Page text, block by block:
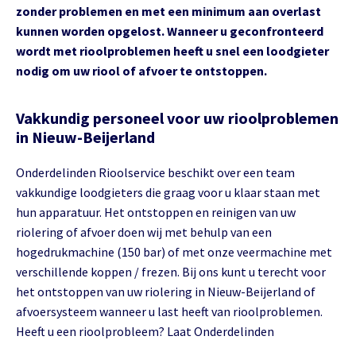
zonder problemen en met een minimum aan overlast
kunnen worden opgelost. Wanneer u geconfronteerd
wordt met rioolproblemen heeft u snel een loodgieter
nodig om uw riool of afvoer te ontstoppen.
Vakkundig personeel voor uw rioolproblemen
in Nieuw-Beijerland
Onderdelinden Rioolservice beschikt over een team
vakkundige loodgieters die graag voor u klaar staan met
hun apparatuur. Het ontstoppen en reinigen van uw
riolering of afvoer doen wij met behulp van een
hogedrukmachine (150 bar) of met onze veermachine met
verschillende koppen / frezen. Bij ons kunt u terecht voor
het ontstoppen van uw riolering in Nieuw-Beijerland of
afvoersysteem wanneer u last heeft van rioolproblemen.
Heeft u een rioolprobleem? Laat Onderdelinden